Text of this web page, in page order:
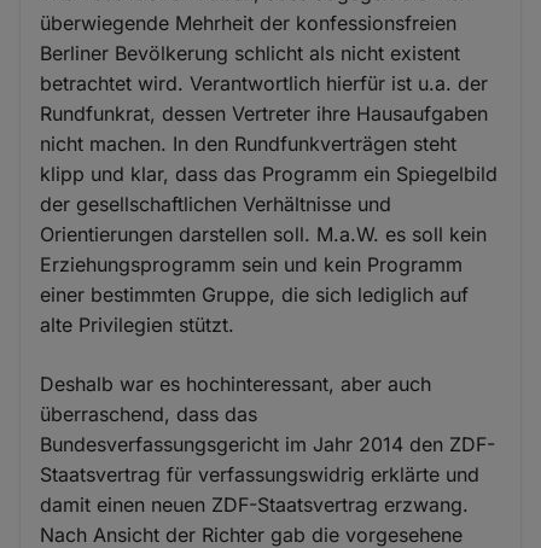
überwiegende Mehrheit der konfessionsfreien
Berliner Bevölkerung schlicht als nicht existent
betrachtet wird. Verantwortlich hierfür ist u.a. der
Rundfunkrat, dessen Vertreter ihre Hausaufgaben
nicht machen. In den Rundfunkverträgen steht
klipp und klar, dass das Programm ein Spiegelbild
der gesellschaftlichen Verhältnisse und
Orientierungen darstellen soll. M.a.W. es soll kein
Erziehungsprogramm sein und kein Programm
einer bestimmten Gruppe, die sich lediglich auf
alte Privilegien stützt.
Deshalb war es hochinteressant, aber auch
überraschend, dass das
Bundesverfassungsgericht im Jahr 2014 den ZDF-
Staatsvertrag für verfassungswidrig erklärte und
damit einen neuen ZDF-Staatsvertrag erzwang.
Nach Ansicht der Richter gab die vorgesehene